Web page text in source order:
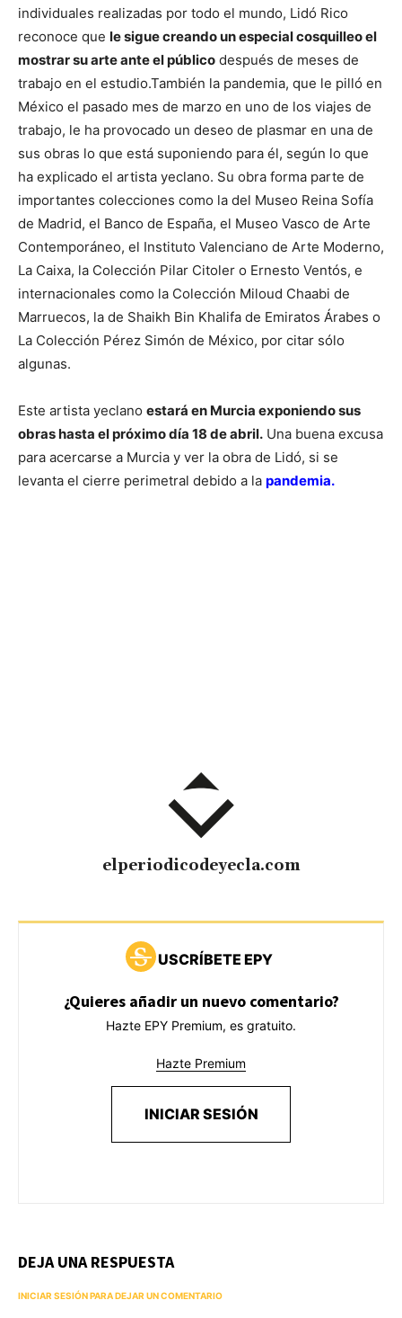
individuales realizadas por todo el mundo, Lidó Rico
reconoce que le sigue creando un especial cosquilleo el
mostrar su arte ante el público después de meses de
trabajo en el estudio.También la pandemia, que le pilló en
México el pasado mes de marzo en uno de los viajes de
trabajo, le ha provocado un deseo de plasmar en una de
sus obras lo que está suponiendo para él, según lo que
ha explicado el artista yeclano. Su obra forma parte de
importantes colecciones como la del Museo Reina Sofía
de Madrid, el Banco de España, el Museo Vasco de Arte
Contemporáneo, el Instituto Valenciano de Arte Moderno,
La Caixa, la Colección Pilar Citoler o Ernesto Ventós, e
internacionales como la Colección Miloud Chaabi de
Marruecos, la de Shaikh Bin Khalifa de Emiratos Árabes o
La Colección Pérez Simón de México, por citar sólo
algunas.
Este artista yeclano estará en Murcia exponiendo sus
obras hasta el próximo día 18 de abril. Una buena excusa
para acercarse a Murcia y ver la obra de Lidó, si se
levanta el cierre perimetral debido a la pandemia.
elperiodicodeyecla.com
USCRÍBETE EPY
¿Quieres añadir un nuevo comentario?
Hazte EPY Premium, es gratuito.
Hazte Premium
INICIAR SESIÓN
DEJA UNA RESPUESTA
INICIAR SESIÓN PARA DEJAR UN COMENTARIO